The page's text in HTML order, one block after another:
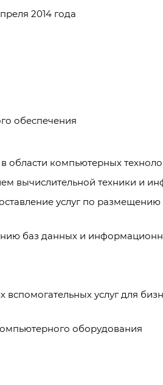
2014 года
обеспечения
области компьютерных
вычислительной техники и
услуг по
баз данных и
услуг для
оборудования